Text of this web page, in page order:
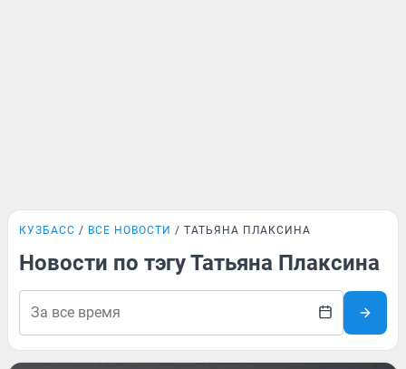
КУЗБАСС ВСЕ НОВОСТИ ТАТЬЯНА ПЛАКСИНА
Новости по тэгу Татьяна Плаксина